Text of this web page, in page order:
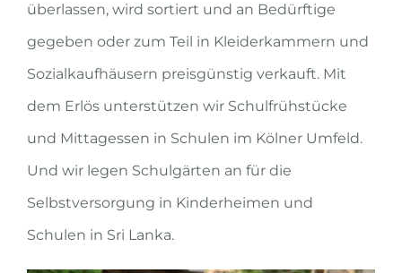
überlassen, wird sortiert und an Bedürftige
gegeben oder zum Teil in Kleiderkam­mern und
Sozialkaufhäusern preisgünstig verkauft. Mit
dem Erlös unterstützen wir Schulfrühstücke
und Mittagessen in Schulen im Kölner Umfeld.
Und wir legen Schulgärten an für die
Selbstversorgung in Kinderheimen und
Schulen in Sri Lanka.